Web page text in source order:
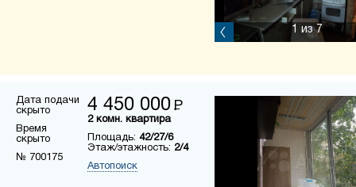
1 из 7
Дата подачи
скрыто
Время
скрыто
№ 700175
4 450 000 Р
2 комн. квартира
Площадь: 42/27/6
Этаж/этажность: 2/4
Автопоиск